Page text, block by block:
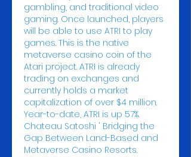
gambling, and traditional video
gaming. Once launched, players
will be able to use ATRI to play
games. This is the native
metaverse casino coin of the
Atari project. ATRI is already
trading on exchanges and
currently holds a market
capitalization of over $4 million.
Year-to-date, ATRI is up 57%.
Chateau Satoshi ' Bridging the
Gap Between Land-Based and
Metaverse Casino Resorts.